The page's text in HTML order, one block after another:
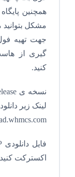
همچنین
مشکل بتوانید
جهت تهیه
گیری از
کنید.
لینک زیر
اکسترکت